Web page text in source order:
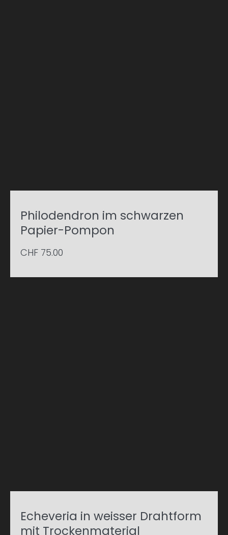
Philodendron im schwarzen
Papier-Pompon
CHF 75.00
Echeveria in weisser Drahtform
mit Trockenmaterial